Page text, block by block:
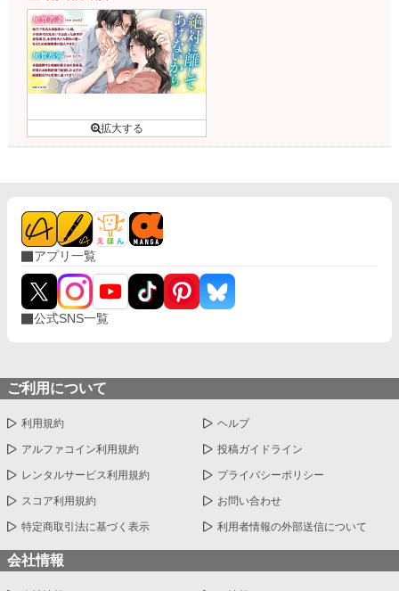
アプリ一覧
公式SNS一覧
ご利用について
利用規約 ヘルプ
アルファコイン利用規約 投稿ガイドライン
レンタルサービス利用規約 プライバシーポリシー
スコア利用規約 お問い合わせ
特定商取引法に基づく表示 利用者情報の外部送信について
会社情報